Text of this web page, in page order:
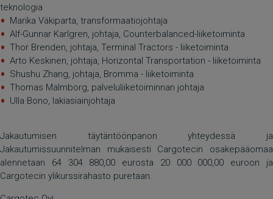
teknologia
Marika Väkiparta, transformaatiojohtaja
Alf-Gunnar Karlgren, johtaja, Counterbalanced-liiketoiminta
Thor Brenden, johtaja, Terminal Tractors - liiketoiminta
Arto Keskinen, johtaja, Horizontal Transportation - liiketoiminta
Shushu Zhang, johtaja, Bromma - liiketoiminta
Thomas Malmborg, palveluliiketoiminnan johtaja
Ulla Bono, lakiasiainjohtaja
Jakautumisen täytäntöönpanon yhteydessä ja
Jakautumissuunnitelman mukaisesti Cargotecin osakepääomaa
alennetaan 64 304 880,00 eurosta 20 000 000,00 euroon ja
Cargotecin ylikurssirahasto puretaan.